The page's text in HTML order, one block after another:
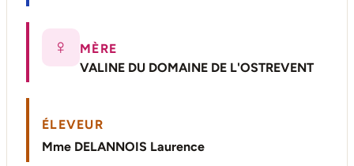
♀
MÈRE
VALINE DU DOMAINE DE L'OSTREVENT
ÉLEVEUR
Mme DELANNOIS Laurence